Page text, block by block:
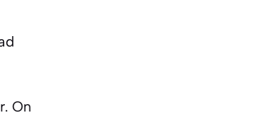
On